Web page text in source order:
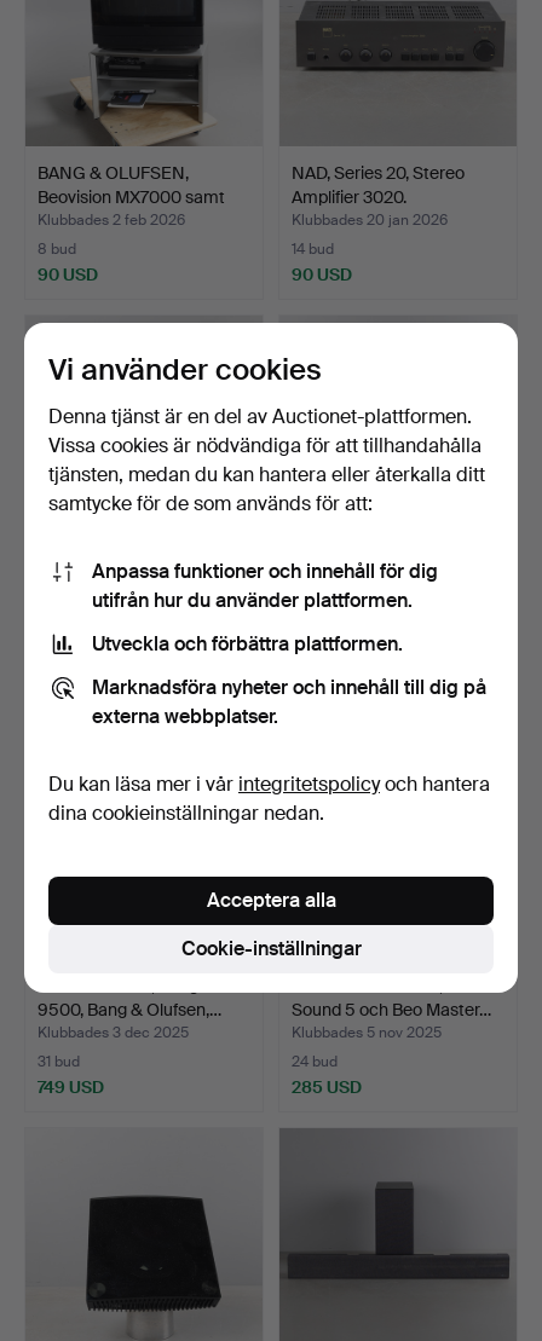
BANG & OLUFSEN,
Beovision MX7000 samt
Beoc…
Klubbades 2 feb 2026
8 bud
90 USD
NAD, Series 20, Stereo
Amplifier 3020.
Klubbades 20 jan 2026
14 bud
90 USD
HÖGTALARE, ett par, JM
Lab, "Chorus 715".
15 bud
124 USD
LJUDPAKET med trådlös
subwoofer Harman Kar…
6 bud
64 USD
9500, Bang & Olufsen,…
Klubbades 3 dec 2025
31 bud
749 USD
Sound 5 och Beo Master…
Klubbades 5 nov 2025
24 bud
285 USD
Vi använder cookies
Denna tjänst är en del av Auctionet-plattformen.
Vissa cookies är nödvändiga för att tillhandahålla
tjänsten, medan du kan hantera eller återkalla ditt
samtycke för de som används för att:
Anpassa funktioner och innehåll för dig
utifrån hur du använder plattformen.
Utveckla och förbättra plattformen.
Marknadsföra nyheter och innehåll till dig på
externa webbplatser.
Du kan läsa mer i vår integritetspolicyoch hantera
dina cookieinställningar nedan.
Cookie-inställningar
Acceptera alla